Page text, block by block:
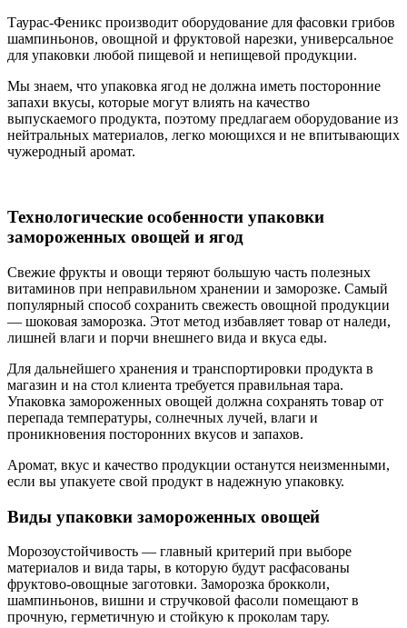
Таурас-Феникс производит оборудование для фасовки грибов
шампиньонов, овощной и фруктовой нарезки, универсальное
для упаковки любой пищевой и непищевой продукции.
Мы знаем, что упаковка ягод не должна иметь посторонние
запахи вкусы, которые могут влиять на качество
выпускаемого продукта, поэтому предлагаем оборудование из
нейтральных материалов, легко моющихся и не впитывающих
чужеродный аромат.
Технологические особенности упаковки
замороженных овощей и ягод
Свежие фрукты и овощи теряют большую часть полезных
витаминов при неправильном хранении и заморозке. Самый
популярный способ сохранить свежесть овощной продукции
— шоковая заморозка. Этот метод избавляет товар от наледи,
лишней влаги и порчи внешнего вида и вкуса еды.
Для дальнейшего хранения и транспортировки продукта в
магазин и на стол клиента требуется правильная тара.
Упаковка замороженных овощей должна сохранять товар от
перепада температуры, солнечных лучей, влаги и
проникновения посторонних вкусов и запахов.
Аромат, вкус и качество продукции останутся неизменными,
если вы упакуете свой продукт в надежную упаковку.
Виды упаковки замороженных овощей
Морозоустойчивость — главный критерий при выборе
материалов и вида тары, в которую будут расфасованы
фруктово-овощные заготовки. Заморозка брокколи,
шампиньонов, вишни и стручковой фасоли помещают в
прочную, герметичную и стойкую к проколам тару.